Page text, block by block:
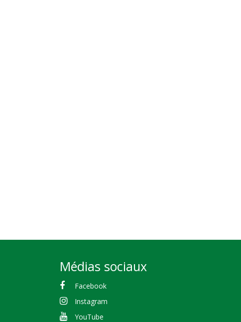
Médias sociaux
Facebook
Instagram
YouTube